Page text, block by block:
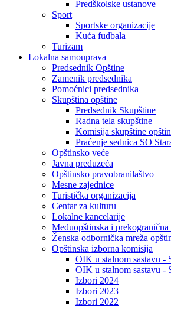
Predškolske ustanove
Sport
Sportske organizacije
Kuća fudbala
Turizam
Lokalna samouprava
Predsednik Opštine
Zamenik predsednika
Pomoćnici predsednika
Skupština opštine
Predsednik Skupštine
Radna tela skupštine
Komisija skupštine
Praćenje sednica SO
Opštinsko veće
Javna preduzeća
Opštinsko pravobranilaštvo
Mesne zajednice
Turistička organizacija
Centar za kulturu
Lokalne kancelarije
Međuopštinska i prekogranična
Ženska odbornička mreža
Opštinska izborna komisija
OIK u stalnom sastavu -
OIK u stalnom sastavu -
Izbori 2024
Izbori 2023
Izbori 2022